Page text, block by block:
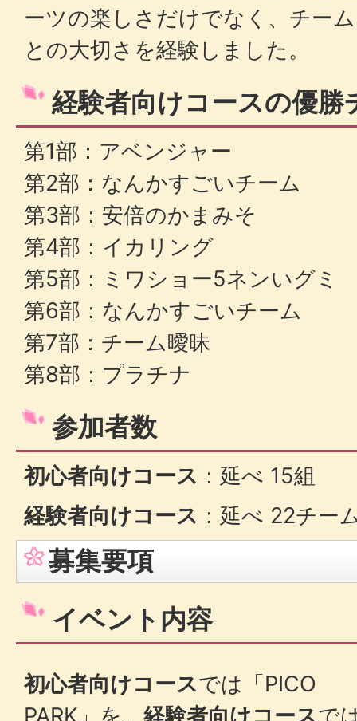
ーツの楽しさだけでなく、チー
との大切さを経験しました。
経験者向けコースの優勝
第1部：アベンジャー
第2部：なんかすごいチーム
第3部：安倍のかまみそ
第4部：イカリング
第5部：ミワショー5ネンいグミ
第6部：なんかすごいチーム
第7部：チーム曖昧
第8部：プラチナ
参加者数
初心者向けコース ：延べ 15組
経験者向けコース ：延べ 22チー
募集要項
イベント内容
初心者向けコースでは「PICO